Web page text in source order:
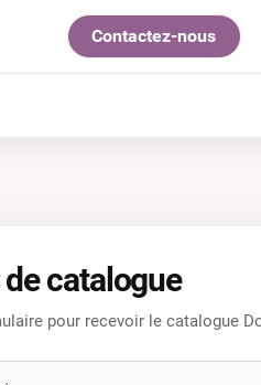
Contactez-nous
catalogue
pour recevoir le catalogue